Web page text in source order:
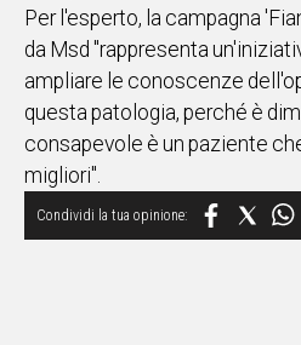
Per l'esperto, la campagna
da Msd "rappresenta
ampliare le conoscenze
questa patologia, perché è
consapevole è un paziente
migliori".